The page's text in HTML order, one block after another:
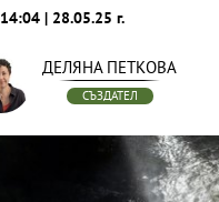
14:04 | 28.05.25 г.
ДЕЛЯНА ПЕТКОВА
СЪЗДАТЕЛ